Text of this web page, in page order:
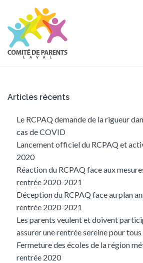
Articles récents
Le RCPAQ demande de la rigueur
cas de COVID
Lancement officiel du RCPAQ et
2020
Réaction du RCPAQ face aux
rentrée 2020-2021
Déception du RCPAQ face au plan
rentrée 2020-2021
Les parents veulent et doivent
assurer une rentrée sereine pour
Fermeture des écoles de la région
rentrée 2020